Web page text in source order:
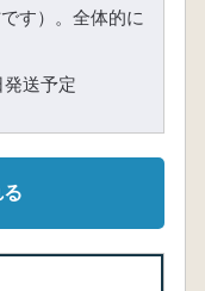
す）。全体的に
発送予定